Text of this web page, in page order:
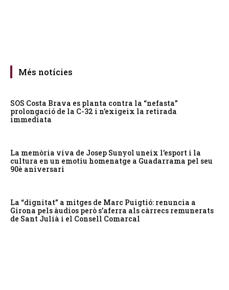
Més notícies
SOS Costa Brava es planta contra la “nefasta”
prolongació de la C-32 i n’exigeix la retirada
immediata
La memòria viva de Josep Sunyol uneix l’esport i la
cultura en un emotiu homenatge a Guadarrama pel seu
90è aniversari
La “dignitat” a mitges de Marc Puigtió: renuncia a
Girona pels àudios però s’aferra als càrrecs remunerats
de Sant Julià i el Consell Comarcal